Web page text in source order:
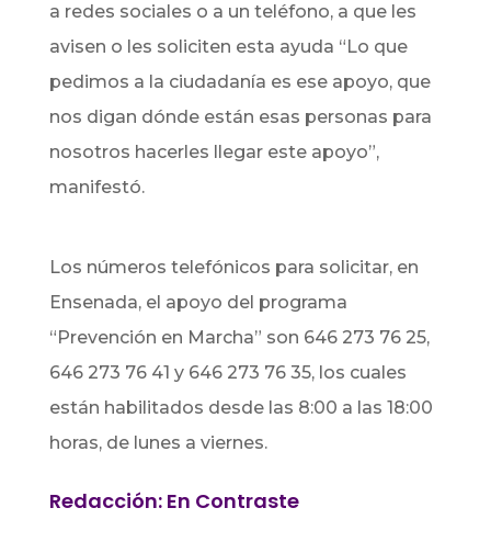
a redes sociales o a un teléfono, a que les
avisen o les soliciten esta ayuda “Lo que
pedimos a la ciudadanía es ese apoyo, que
nos digan dónde están esas personas para
nosotros hacerles llegar este apoyo”,
manifestó.
Los números telefónicos para solicitar, en
Ensenada, el apoyo del programa
“Prevención en Marcha” son 646 273 76 25,
646 273 76 41 y 646 273 76 35, los cuales
están habilitados desde las 8:00 a las 18:00
horas, de lunes a viernes.
Redacción: En Contraste